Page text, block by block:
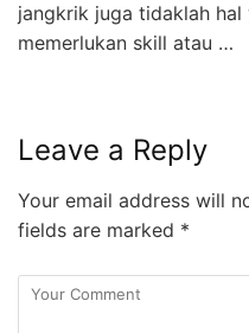
jangkrik juga tidaklah
memerlukan skill atau …
Leave a Reply
Your email address will
fields are marked *